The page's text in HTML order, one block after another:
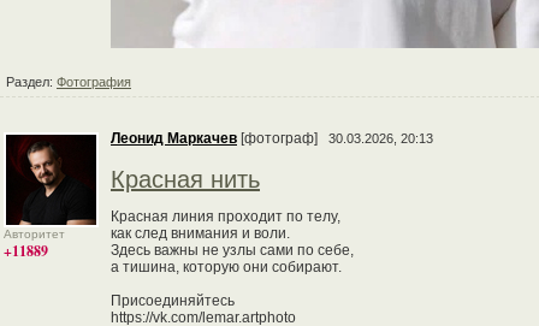
Раздел: Фотография
Авторитет
+11889
Леонид Маркачев [фотограф] 30.03.2026, 20:13
Красная нить
Красная линия проходит по телу,
как след внимания и воли.
Здесь важны не узлы сами по себе,
а тишина, которую они собирают.
Присоединяйтесь
https://vk.com/lemar.artphoto